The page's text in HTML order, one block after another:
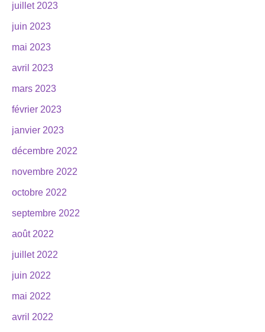
juillet 2023
juin 2023
mai 2023
avril 2023
mars 2023
février 2023
janvier 2023
décembre 2022
novembre 2022
octobre 2022
septembre 2022
août 2022
juillet 2022
juin 2022
mai 2022
avril 2022